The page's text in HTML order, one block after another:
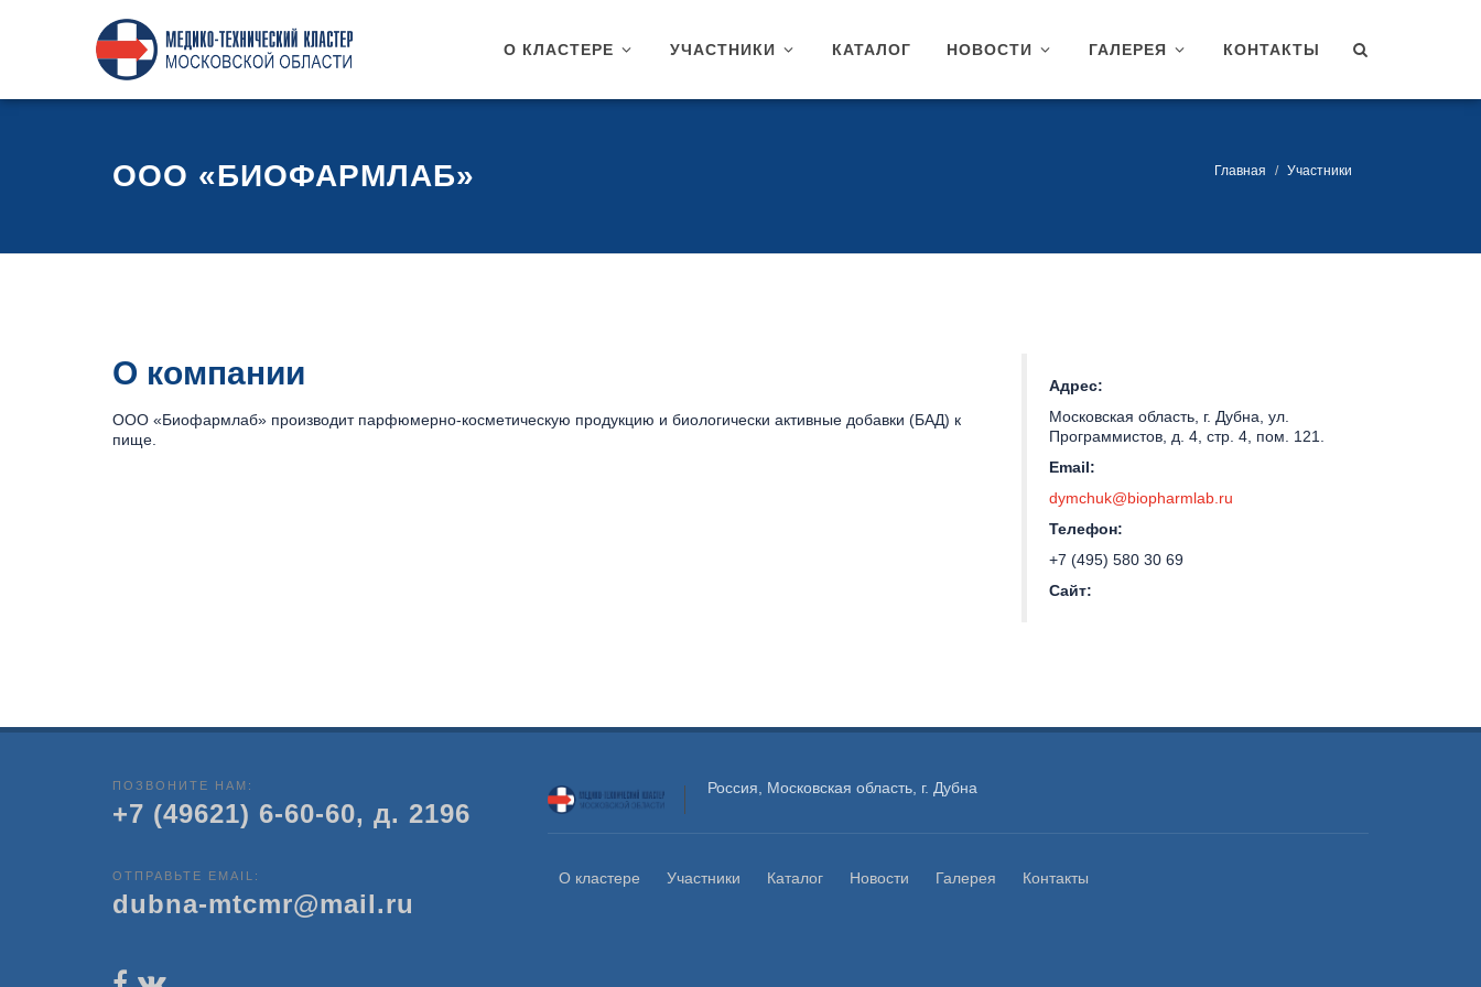
О КЛАСТЕРЕ УЧАСТНИКИ КАТАЛОГ НОВОСТИ ГАЛЕРЕЯ КОНТАКТЫ
ООО «БИОФАРМЛАБ» Главная Участники
Адрес:
Московская область, г. Дубна, ул.
Программистов, д. 4, стр. 4, пом. 121.
Email:
dymchuk@biopharmlab.ru
Телефон:
+7 (495) 580 30 69
Сайт:
О компании
ООО «Биофармлаб» производит парфюмерно-косметическую продукцию и биологически активные добавки (БАД) к
пище.
ПОЗВОНИТЕ НАМ:
+7 (49621) 6-60-60, д. 2196
ОТПРАВЬТЕ EMAIL:
dubna-mtcmr@mail.ru
Россия, Московская область, г. Дубна
О кластере Участники Каталог Новости Галерея Контакты